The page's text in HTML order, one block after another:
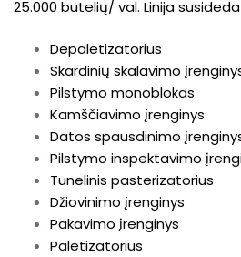
25.000 butelių/ val. Linija
Depaletizatorius
Skardinių skalavimo
Pilstymo monoblokas
Kamščiavimo įrenginys
Datos spausdinimo
Pilstymo inspektavimo
Tunelinis pasterizatorius
Džiovinimo įrenginys
Pakavimo įrenginys
Paletizatorius